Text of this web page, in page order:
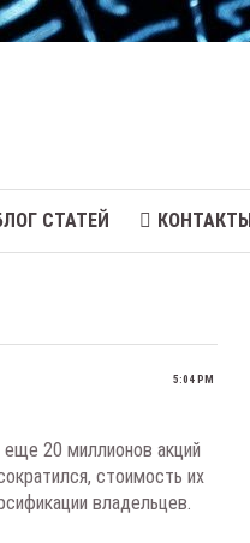
СТАТЕЙ КОНТАКТЫ
5:04 PM
еще 20 миллионов акций
стоимость их
владельцев.